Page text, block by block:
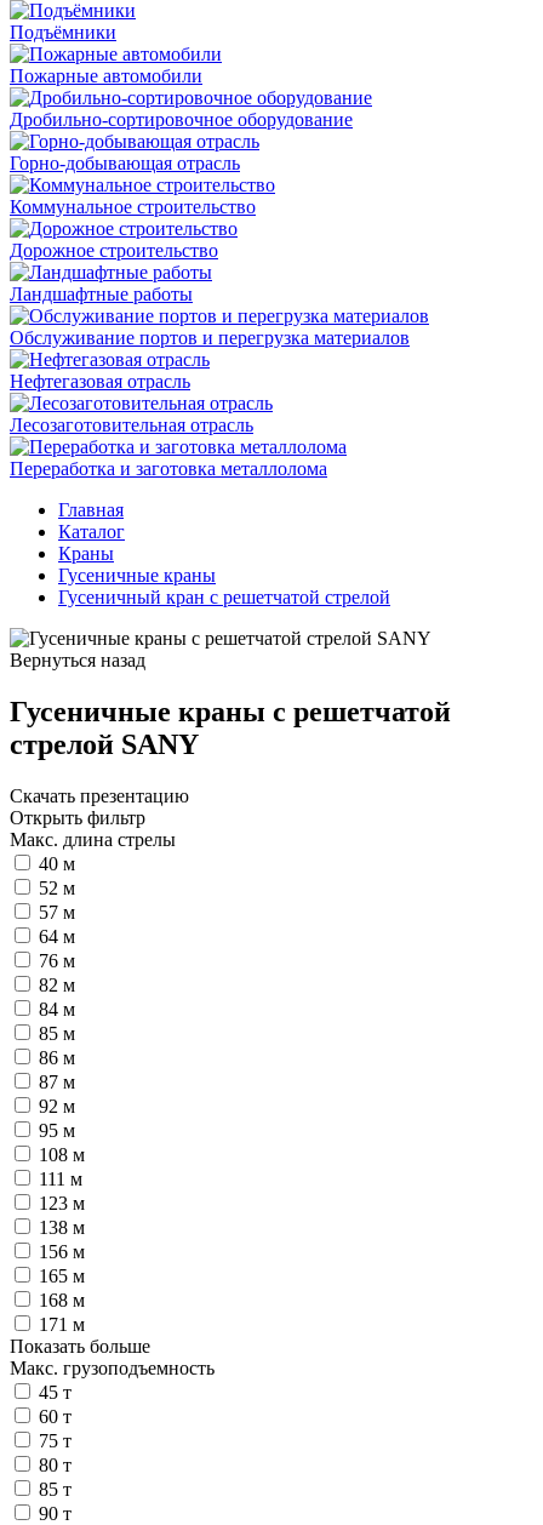
Подъёмники
Пожарные автомобили
Дробильно-сортировочное оборудование
Горно-добывающая отрасль
Коммунальное строительство
Дорожное строительство
Ландшафтные работы
Обслуживание портов и перегрузка материалов
Нефтегазовая отрасль
Лесозаготовительная отрасль
Переработка и заготовка металлолома
Главная
Каталог
Краны
Гусеничные краны
Гусеничный кран с решетчатой стрелой
Вернуться назад
Гусеничные краны с решетчатой
стрелой SANY
Скачать презентацию
Открыть фильтр
Макс. длина стрелы
40 м
52 м
57 м
64 м
76 м
82 м
84 м
85 м
86 м
87 м
92 м
95 м
108 м
111 м
123 м
138 м
156 м
165 м
168 м
171 м
Показать больше
Макс. грузоподъемность
45 т
60 т
75 т
80 т
85 т
90 т